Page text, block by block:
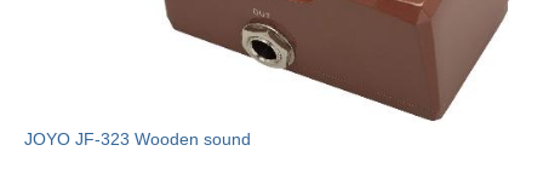
JOYO JF-323 Wooden sound